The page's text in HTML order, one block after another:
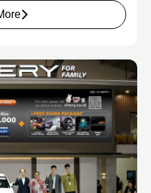
Chery menghadirkan
Indonesia melalui